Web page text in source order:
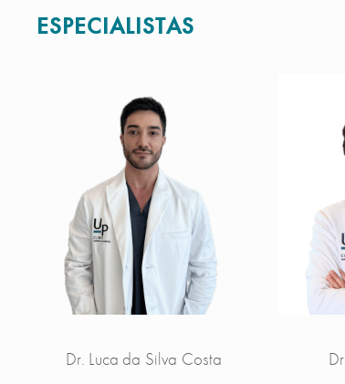
ESPECIALISTAS
Dr. Luca da Silva Costa